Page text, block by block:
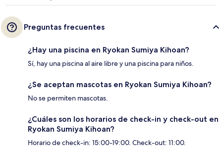
Preguntas frecuentes
¿Hay una piscina en Ryokan Sumiya Kihoan?
Sí, hay una piscina al aire libre y una piscina para niños.
¿Se aceptan mascotas en Ryokan Sumiya Kihoan?
No se permiten mascotas.
¿Cuáles son los horarios de check-in y check-out en
Ryokan Sumiya Kihoan?
Horario de check-in: 15:00-19:00. Check-out: 11:00.